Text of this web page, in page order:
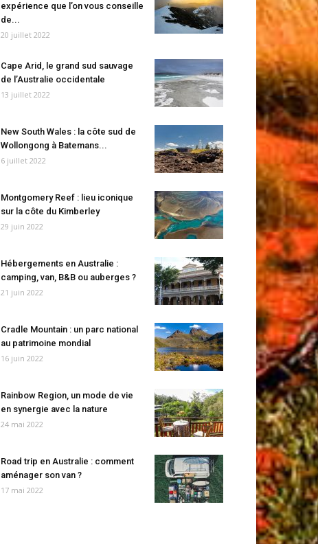
expérience que l’on vous conseille
de...
20 juillet 2022
Cape Arid, le grand sud sauvage
de l’Australie occidentale
13 juillet 2022
New South Wales : la côte sud de
Wollongong à Batemans...
6 juillet 2022
Montgomery Reef : lieu iconique
sur la côte du Kimberley
29 juin 2022
Hébergements en Australie :
camping, van, B&B ou auberges ?
21 juin 2022
Cradle Mountain : un parc national
au patrimoine mondial
16 juin 2022
Rainbow Region, un mode de vie
en synergie avec la nature
24 mai 2022
Road trip en Australie : comment
aménager son van ?
17 mai 2022